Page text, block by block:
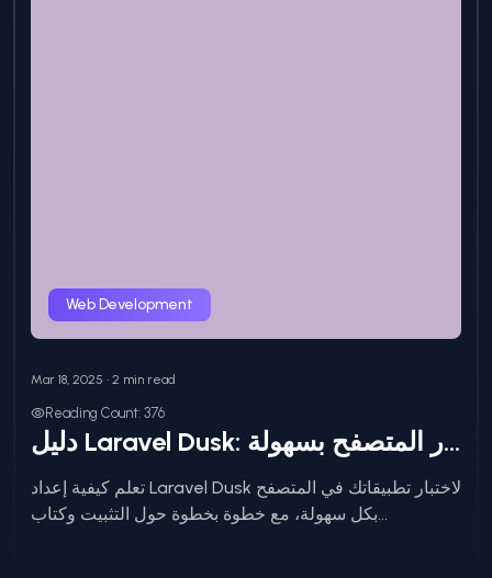
Web Development
Mar 18, 2025 • 2 min read
Reading Count: 376
دليل Laravel Dusk: اختبار المتصفح بسهولة
تعلم كيفية إعداد Laravel Dusk لاختبار تطبيقاتك في المتصفح
بكل سهولة، مع خطوة بخطوة حول التثبيت وكتاب...